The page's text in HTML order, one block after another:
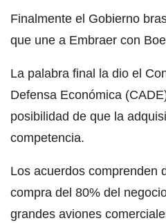
Finalmente el Gobierno
que une a Embraer con
La palabra final la dio el
Defensa Económica
posibilidad de que la
competencia.
Los acuerdos comprenden
compra del 80% del
grandes aviones